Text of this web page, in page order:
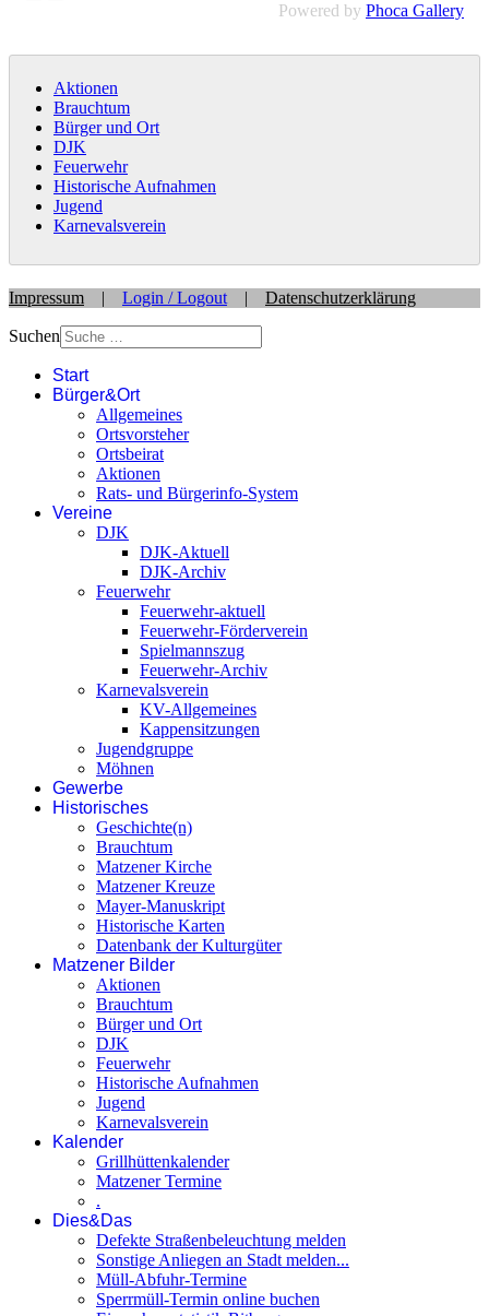
Powered by Phoca Gallery
Aktionen
Brauchtum
Bürger und Ort
DJK
Feuerwehr
Historische Aufnahmen
Jugend
Karnevalsverein
Impressum | Login / Logout | Datenschutzerklärung
Suchen
Start
Bürger&Ort
Allgemeines
Ortsvorsteher
Ortsbeirat
Aktionen
Rats- und Bürgerinfo-System
Vereine
DJK
DJK-Aktuell
DJK-Archiv
Feuerwehr
Feuerwehr-aktuell
Feuerwehr-Förderverein
Spielmannszug
Feuerwehr-Archiv
Karnevalsverein
KV-Allgemeines
Kappensitzungen
Jugendgruppe
Möhnen
Gewerbe
Historisches
Geschichte(n)
Brauchtum
Matzener Kirche
Matzener Kreuze
Mayer-Manuskript
Historische Karten
Datenbank der Kulturgüter
Matzener Bilder
Aktionen
Brauchtum
Bürger und Ort
DJK
Feuerwehr
Historische Aufnahmen
Jugend
Karnevalsverein
Kalender
Grillhüttenkalender
Matzener Termine
.
Dies&Das
Defekte Straßenbeleuchtung melden
Sonstige Anliegen an Stadt melden...
Müll-Abfuhr-Termine
Sperrmüll-Termin online buchen